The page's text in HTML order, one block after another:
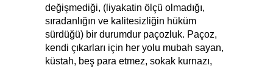
değişmediği, (liyakatin ölçü olmadığı,
sıradanlığın ve kalitesizliğin hüküm
sürdüğü) bir durumdur paçozluk. Paçoz,
kendi çıkarları için her yolu mubah sayan,
küstah, beş para etmez, sokak kurnazı,